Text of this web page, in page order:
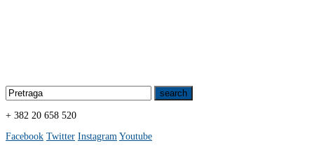
+ 382 20 658 520
Facebook Twitter Instagram Youtube